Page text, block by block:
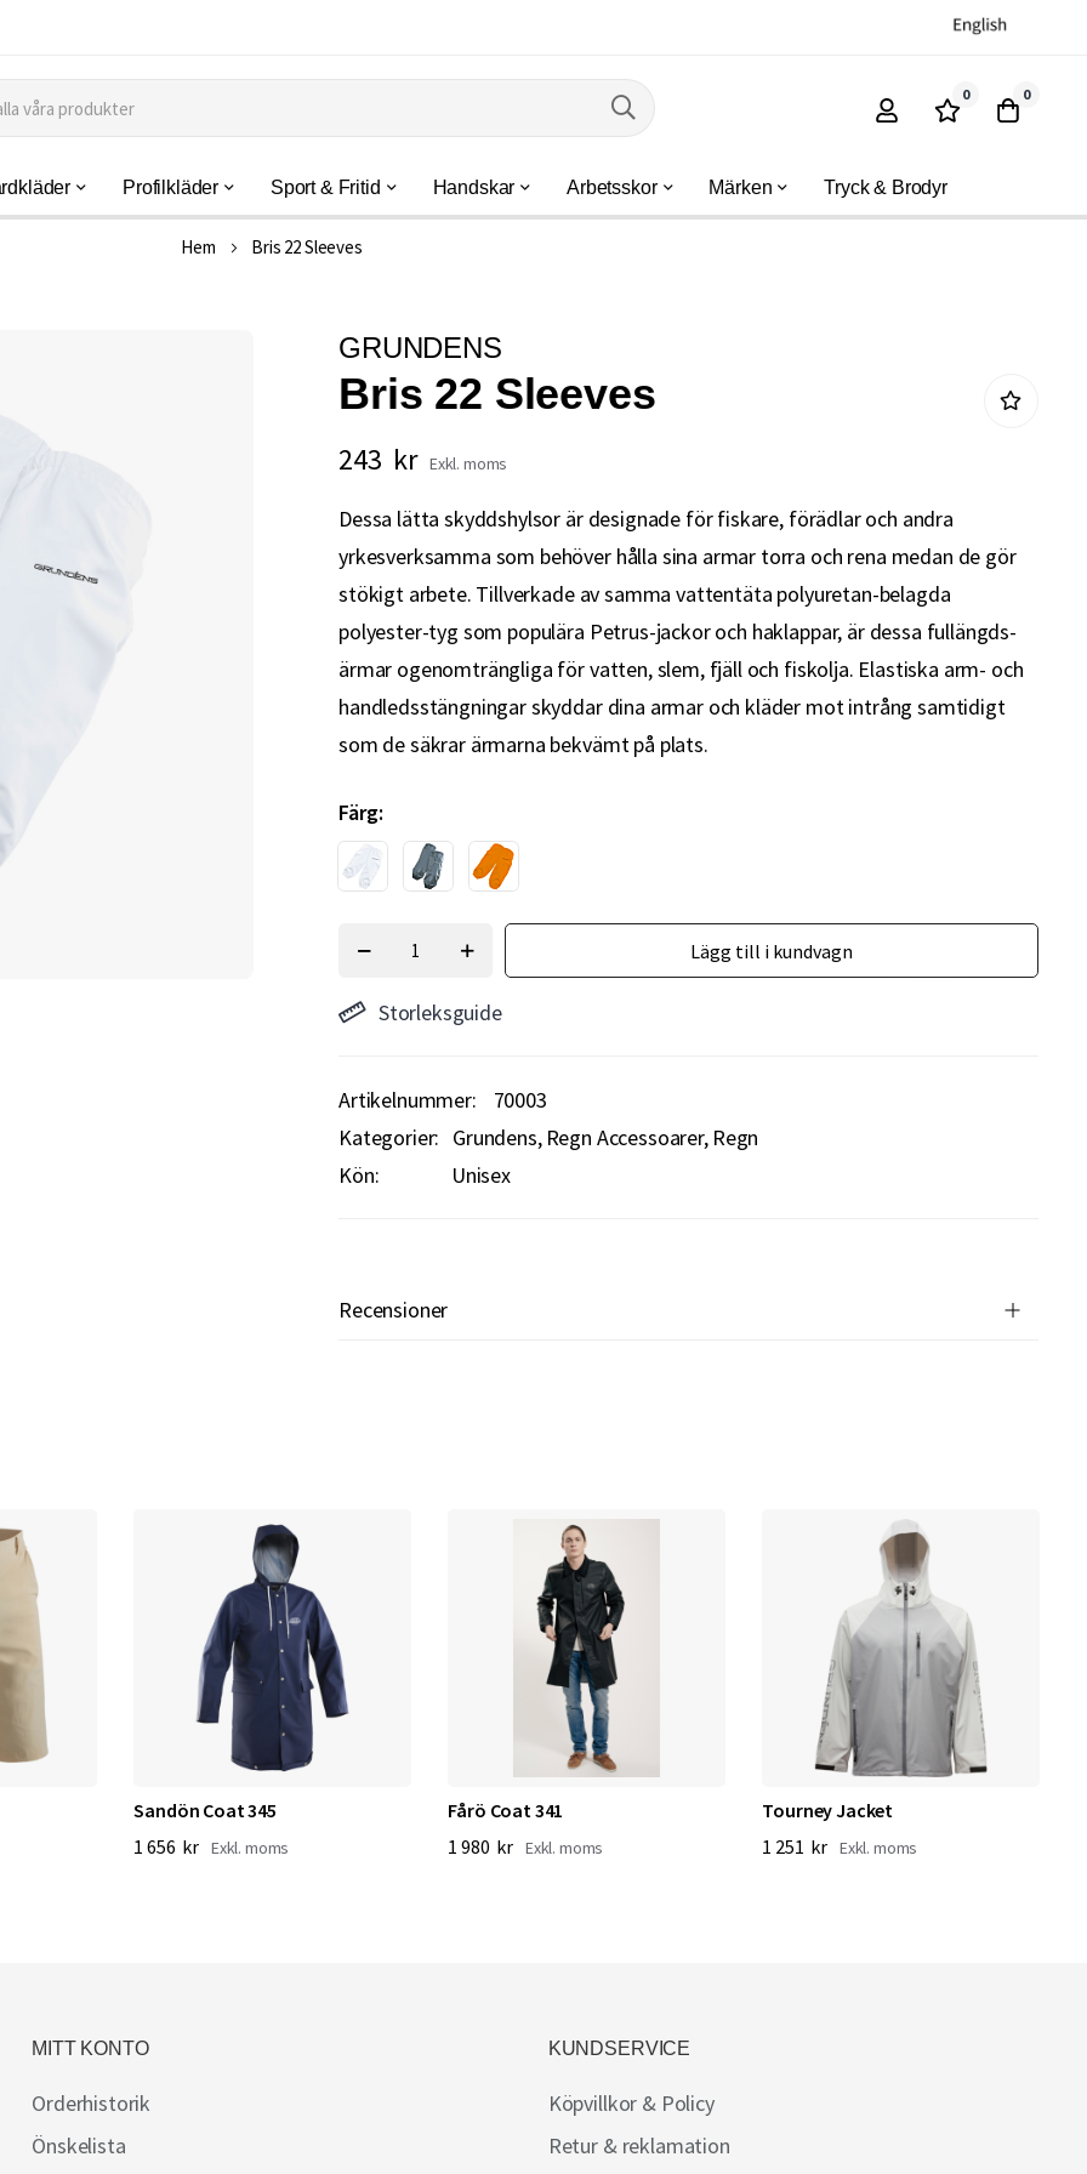
0 0
Profilkläder Sport & Fritid Handskar Arbetsskor Märken Tryck & Brodyr
Hem Bris 22 Sleeves
GRUNDENS
Bris 22 Sleeves
243 kr
Dessa lätta skyddshylsor är designade för fiskare, förädlar och andra
yrkesverksamma som behöver hålla sina armar torra och rena medan de gör
stökigt arbete. Tillverkade av samma vattentäta polyuretan-belagda
polyester-tyg som populära Petrus-jackor och haklappar, är dessa fullängds-
ärmar ogenomträngliga för vatten, slem, fjäll och fiskolja. Elastiska arm- och
handledsstängningar skyddar dina armar och kläder mot intrång samtidigt
som de säkrar ärmarna bekvämt på plats.
Färg
Lägg till i kundvagn
Storleksguide
Artikelnummer
70003
Kategorier: Grundens Regn Accessoarer Regn
Kön:
Unisex
Recensioner
Sandön Coat 345
1 656 kr
Fårö Coat 341
1 980 kr
Tourney Jacket
1 251 kr
MITT KONTO
Orderhistorik
Önskelista
KUNDSERVICE
Köpvillkor & Policy
Retur & reklamation